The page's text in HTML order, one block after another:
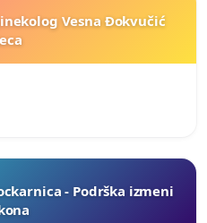
Vesna Đokvučić
- Podrška izmeni